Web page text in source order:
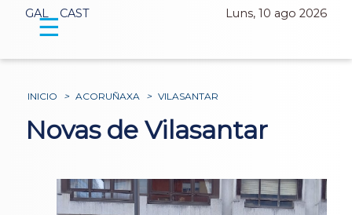
GAL CAST Luns, 10 ago 2026
☰
INICIO > ACORUÑAXA > VILASANTAR
Novas de Vilasantar